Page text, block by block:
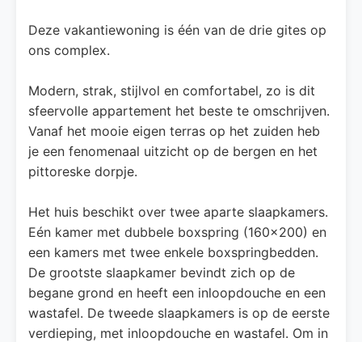
Deze vakantiewoning is één van de drie gites op
ons complex.
Modern, strak, stijlvol en comfortabel, zo is dit
sfeervolle appartement het beste te omschrijven.
Vanaf het mooie eigen terras op het zuiden heb
je een fenomenaal uitzicht op de bergen en het
pittoreske dorpje.
Het huis beschikt over twee aparte slaapkamers.
Eén kamer met dubbele boxspring (160×200) en
een kamers met twee enkele boxspringbedden.
De grootste slaapkamer bevindt zich op de
begane grond en heeft een inloopdouche en een
wastafel. De tweede slaapkamers is op de eerste
verdieping, met inloopdouche en wastafel. Om in